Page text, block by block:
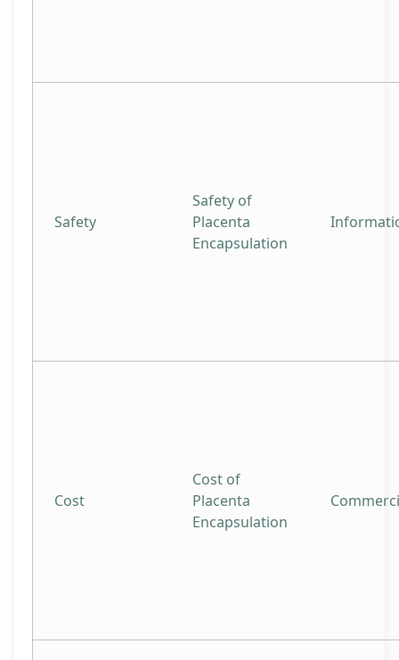
Safety
Safety of
Placenta
Encapsulation
Cost
Cost of
Placenta
Encapsulation